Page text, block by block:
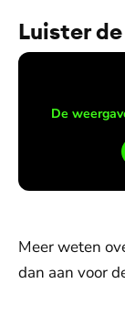
Luister
De
Meer weten
dan aan voor